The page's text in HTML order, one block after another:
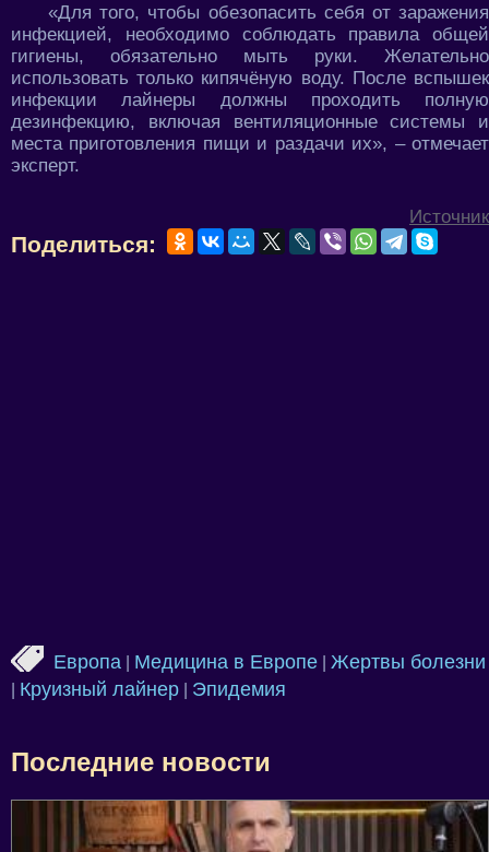
«Для того, чтобы обезопасить себя от заражения
инфекцией, необходимо соблюдать правила общей
гигиены, обязательно мыть руки. Желательно
использовать только кипячёную воду. После вспышек
инфекции лайнеры должны проходить полную
дезинфекцию, включая вентиляционные системы и
места приготовления пищи и раздачи их», – отмечает
эксперт.
Источник
Поделиться:
Европа Медицина в Европе Жертвы болезни
Круизный лайнер Эпидемия
Последние новости